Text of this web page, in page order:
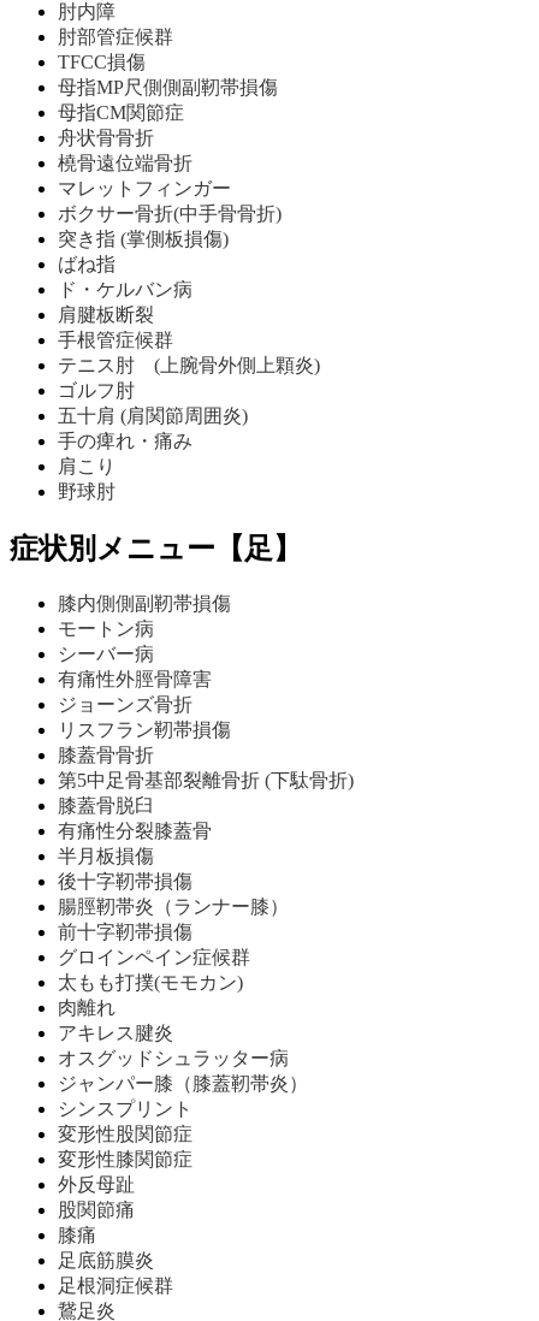
肘内障
肘部管症候群
TFCC損傷
母指MP尺側側副靭帯損傷
母指CM関節症
舟状骨骨折
橈骨遠位端骨折
マレットフィンガー
ボクサー骨折(中手骨骨折)
突き指 (掌側板損傷)
ばね指
ド・ケルバン病
肩腱板断裂
手根管症候群
テニス肘 (上腕骨外側上顆炎)
ゴルフ肘
五十肩 (肩関節周囲炎)
手の痺れ・痛み
肩こり
野球肘
症状別メニュー【足】
膝内側側副靭帯損傷
モートン病
シーバー病
有痛性外脛骨障害
ジョーンズ骨折
リスフラン靭帯損傷
膝蓋骨骨折
第5中足骨基部裂離骨折 (下駄骨折)
膝蓋骨脱臼
有痛性分裂膝蓋骨
半月板損傷
後十字靭帯損傷
腸脛靭帯炎（ランナー膝）
前十字靭帯損傷
グロインペイン症候群
太もも打撲(モモカン)
肉離れ
アキレス腱炎
オスグッドシュラッター病
ジャンパー膝（膝蓋靭帯炎）
シンスプリント
変形性股関節症
変形性膝関節症
外反母趾
股関節痛
膝痛
足底筋膜炎
足根洞症候群
鵞足炎